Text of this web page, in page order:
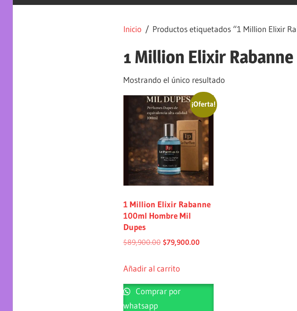
Inicio / Productos etiquetados “1 Million Elixir
1 Million Elixir
Mostrando el único resultado
¡Oferta!
1 Million Elixir Rabanne
100ml Hombre Mil
Dupes
$89,900.00 $79,900.00
Añadir al carrito
Comprar por
whatsapp